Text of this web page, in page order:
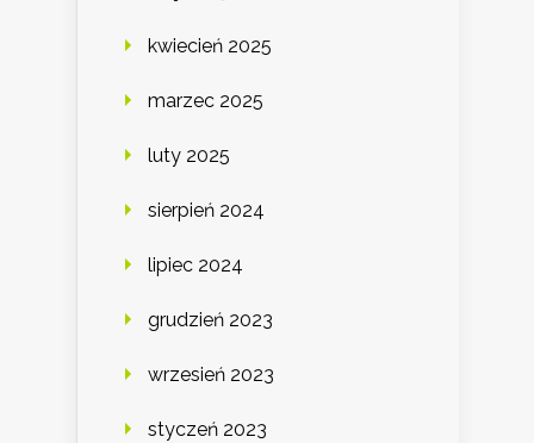
kwiecień 2025
marzec 2025
luty 2025
sierpień 2024
lipiec 2024
grudzień 2023
wrzesień 2023
styczeń 2023